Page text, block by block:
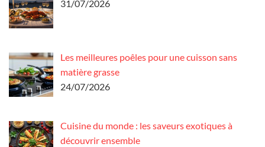
31/07/2026
Les meilleures poêles pour une cuisson sans
matière grasse
24/07/2026
Cuisine du monde : les saveurs exotiques à
découvrir ensemble